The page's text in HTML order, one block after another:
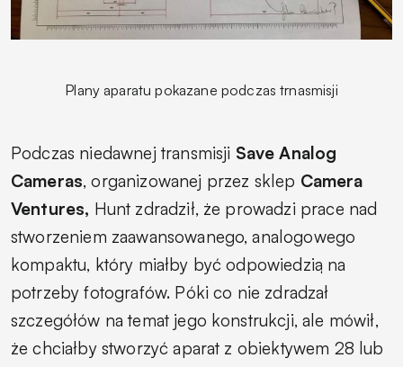
Plany aparatu pokazane podczas trnasmisji
Podczas niedawnej transmisji Save Analog
Cameras, organizowanej przez sklep Camera
Ventures, Hunt zdradził, że prowadzi prace nad
stworzeniem zaawansowanego, analogowego
kompaktu, który miałby być odpowiedzią na
potrzeby fotografów. Póki co nie zdradzał
szczegółów na temat jego konstrukcji, ale mówił,
że chciałby stworzyć aparat z obiektywem 28 lub